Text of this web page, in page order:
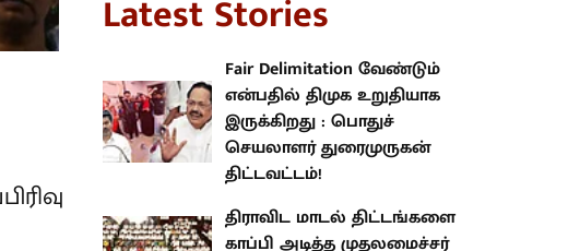
Fair Delimitation வேண்டும்
இருக்கிறது : பொதுச் செயலாளர்
துரைமுருகன் திட்டவட்டம்!
திராவிட மாடல் திட்டங்களை
காப்பி அடித்த முதலமைச்சர் விஜய்
சாதனை!